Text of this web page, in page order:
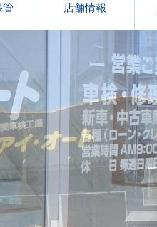
管 店舗情報